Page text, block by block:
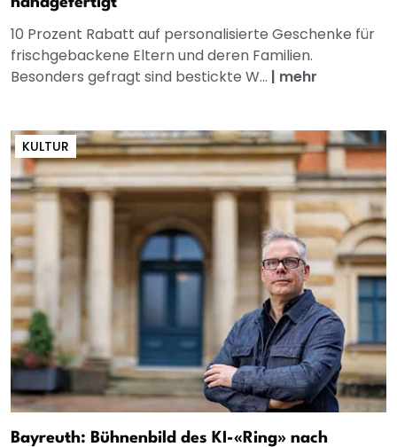
10 Prozent Rabatt auf personalisierte Geschenke für
frischgebackene Eltern und deren Familien.
Besonders gefragt sind bestickte W... | mehr
KULTUR
Bayreuth: Bühnenbild des KI-«Ring» nach